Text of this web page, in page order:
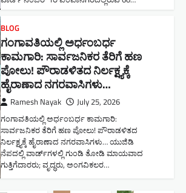
BLOG
ಗಂಗಾವತಿಯಲ್ಲಿ ಅರ್ಧಂಬರ್ಧ
ಕಾಮಗಾರಿ: ಸಾರ್ವಜನಿಕರ ತೆರಿಗೆ ಹಣ
ಪೋಲು! ಪೌರಾಡಳಿತದ ನಿರ್ಲಕ್ಷ್ಯಕ್ಕೆ
ಹೈರಾಣಾದ ನಗರವಾಸಿಗಳು​…
Ramesh Nayak July 25, 2026
ಗಂಗಾವತಿಯಲ್ಲಿ ಅರ್ಧಂಬರ್ಧ ಕಾಮಗಾರಿ:
ಸಾರ್ವಜನಿಕರ ತೆರಿಗೆ ಹಣ ಪೋಲು! ಪೌರಾಡಳಿತದ
ನಿರ್ಲಕ್ಷ್ಯಕ್ಕೆ ಹೈರಾಣಾದ ನಗರವಾಸಿಗಳು​… ಯುಜಿಡಿ
ನೆಪದಲ್ಲಿ ವಾರ್ಡ್‌ಗಳಲ್ಲಿ ಗುಂಡಿ ತೋಡಿ ಮಾಯವಾದ
ಗುತ್ತಿಗೆದಾರರು; ವೃದ್ಧರು, ಅಂಗವಿಕಲರ…